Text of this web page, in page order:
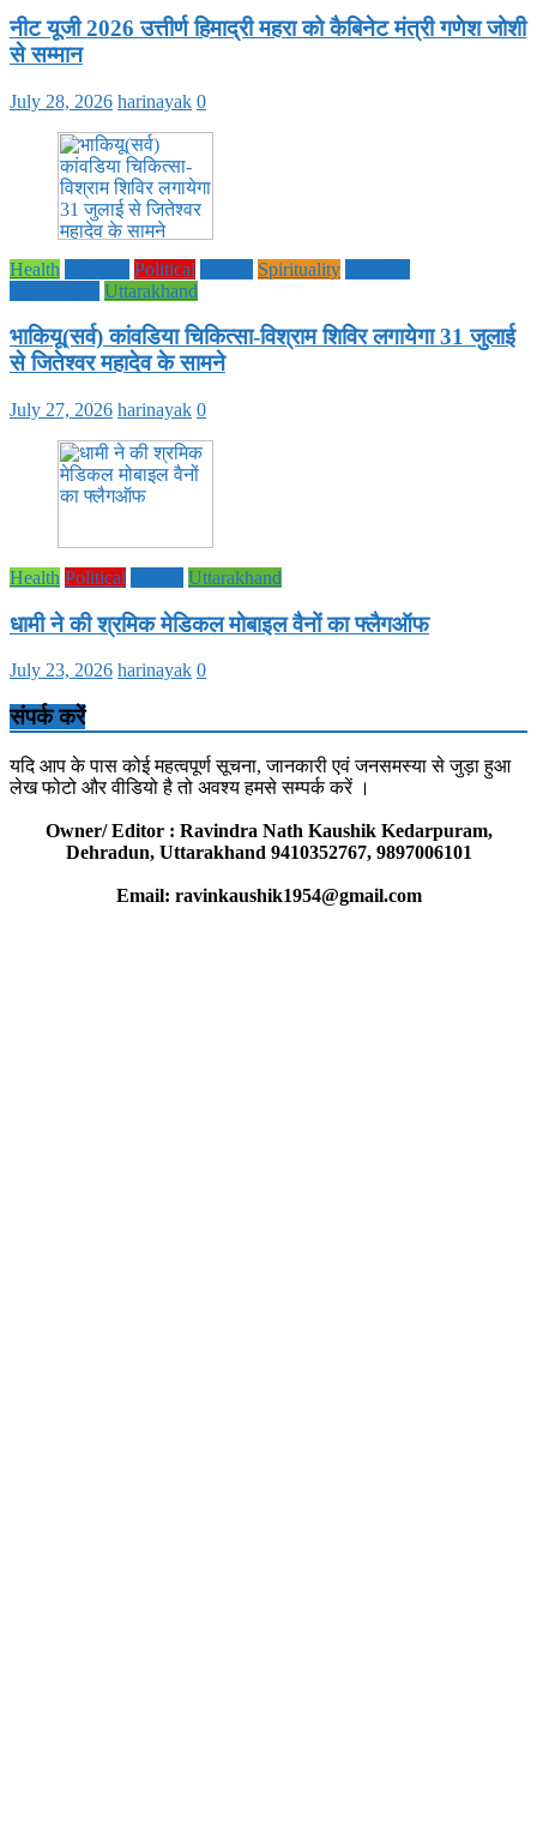
नीट यूजी 2026 उत्तीर्ण हिमाद्री महरा को कैबिनेट मंत्री गणेश जोशी
से सम्मान
July 28, 2026 harinayak 0
Health Political Spirituality
Uttarakhand
भाकियू(सर्व) कांवडिया चिकित्सा-विश्राम शिविर लगायेगा 31 जुलाई
से जितेश्वर महादेव के सामने
July 27, 2026 harinayak 0
Health Political Uttarakhand
धामी ने की श्रमिक मेडिकल मोबाइल वैनों का फ्लैगऑफ
July 23, 2026 harinayak 0
संपर्क करें
यदि आप के पास कोई महत्वपूर्ण सूचना, जानकारी एवं जनसमस्या से जुड़ा हुआ
लेख फोटो और वीडियो है तो अवश्य हमसे सम्पर्क करें ।
Owner/ Editor : Ravindra Nath Kaushik Kedarpuram,
Dehradun, Uttarakhand 9410352767, 9897006101
Email: ravinkaushik1954@gmail.com